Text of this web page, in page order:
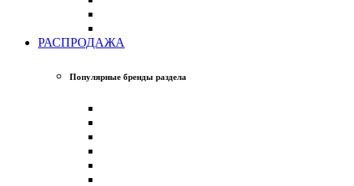
РАСПРОДАЖА
Популярные бренды раздела